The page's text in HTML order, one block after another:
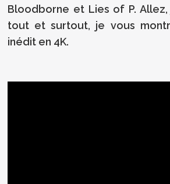
Bloodborne et Lies of P.
tout et surtout, je vous
inédit en 4K.